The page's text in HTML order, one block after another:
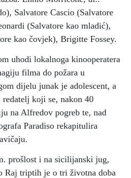
Salvatore Cascio (Salvatore
(Salvatore kao mladić),
kao čovjek), Brigitte Fossey.
uhodi lokalnoga kinooperatera
filma do požara u
dijelu junak je adolescent, a
koji se, nakon 40
na Alfredov pogreb te, nad
Paradiso rekapitulira
prošlost i na sicilijanski jug,
Raj triptih je o tri životna doba